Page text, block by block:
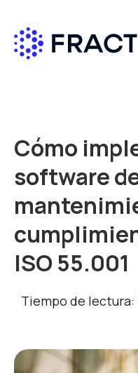
Cómo
software
ISO 55.001
Tiempo de lectura: